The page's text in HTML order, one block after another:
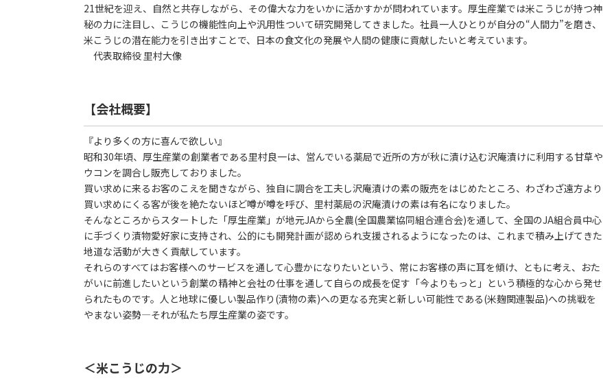
21世紀を迎え、自然と共存しながら、その偉大な力をいかに活かすかが問われています。厚生産業では米こうじが持つ神
秘の力に注目し、こうじの機能性向上や汎用性ついて研究開発してきました。社員一人ひとりが自分の“人間力”を磨き、
米こうじの潜在能力を引き出すことで、日本の食文化の発展や人間の健康に貢献したいと考えています。
代表取締役 里村大像
【会社概要】
『より多くの方に喜んで欲しい』
昭和30年頃、厚生産業の創業者である里村良一は、営んでいる薬局で近所の方が秋に漬け込む沢庵漬けに利用する甘草や
ウコンを調合し販売しておりました。
買い求めに来るお客のこえを聞きながら、独自に調合を工夫し沢庵漬けの素の販売をはじめたところ、わざわざ遠方より
買い求めにくる客が後を絶たないほど噂が噂を呼び、里村薬局の沢庵漬けの素は有名になりました。
そんなところからスタートした「厚生産業」が地元JAから全農(全国農業協同組合連合会)を通して、全国のJA組合員中心
に手づくり漬物愛好家に支持され、公的にも開発計画が認められ支援されるようになったのは、これまで積み上げてきた
地道な活動が大きく貢献しています。
それらのすべてはお客様へのサービスを通して心豊かになりたいという、常にお客様の声に耳を傾け、ともに考え、おた
がいに前進したいという創業の精神と会社の仕事を通して自らの成長を促す「今よりもっと」という積極的な心から発せ
られたものです。人と地球に優しい製品作り(漬物の素)への更なる充実と新しい可能性である(米麹関連製品)への挑戦を
やまない姿勢―それが私たち厚生産業の姿です。
＜米こうじの力＞